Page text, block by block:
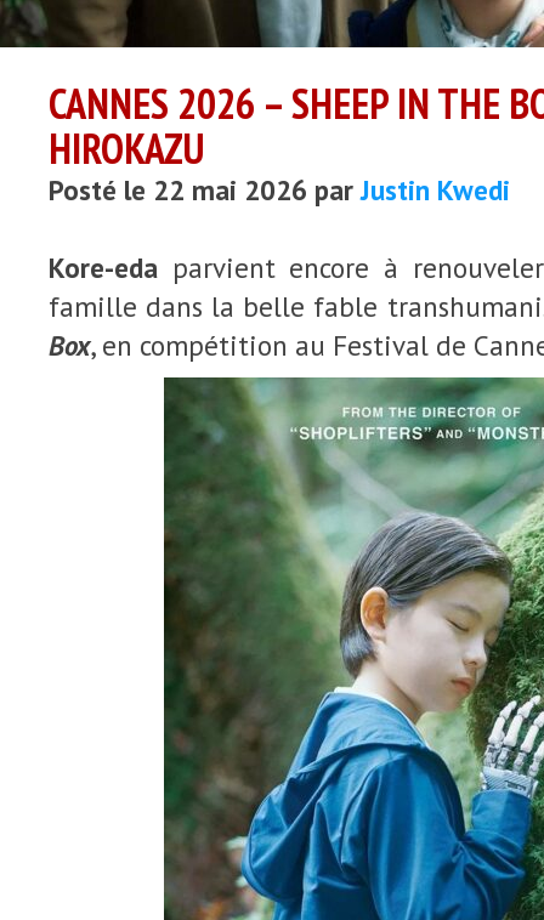
CANNES 2026 – SHEEP IN THE
HIROKAZU
Posté le 22 mai 2026 parJustin Kwedi
Kore-eda parvient encore à
famille dans la belle fable
Box, en compétition au Festival de